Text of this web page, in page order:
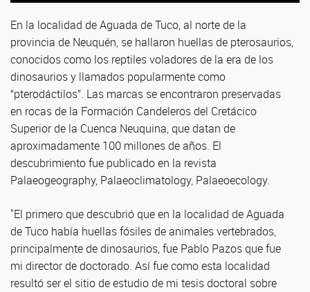
En la localidad de Aguada de Tuco, al norte de la
provincia de Neuquén, se hallaron huellas de pterosaurios,
conocidos como los reptiles voladores de la era de los
dinosaurios y llamados popularmente como
“pterodáctilos”. Las marcas se encontraron preservadas
en rocas de la Formación Candeleros del Cretácico
Superior de la Cuenca Neuquina, que datan de
aproximadamente 100 millones de años. El
descubrimiento fue publicado en la revista
Palaeogeography, Palaeoclimatology, Palaeoecology.
"El primero que descubrió que en la localidad de Aguada
de Tuco había huellas fósiles de animales vertebrados,
principalmente de dinosaurios, fue Pablo Pazos que fue
mi director de doctorado. Así fue como esta localidad
resultó ser el sitio de estudio de mi tesis doctoral sobre